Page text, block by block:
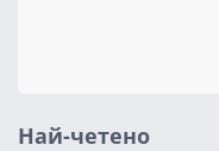
Най-четено